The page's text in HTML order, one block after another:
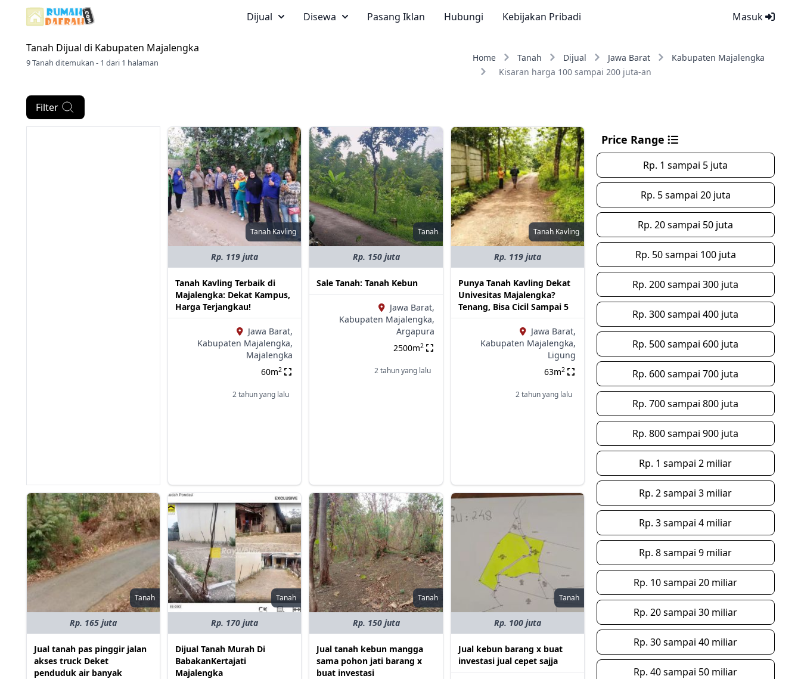
Masuk
Dijual Disewa Pasang Iklan Hubungi Kebijakan Pribadi
Tanah Dijual di Kabupaten Majalengka
9 Tanah ditemukan - 1 dari 1 halaman Home Tanah Dijual Jawa Barat
Kabupaten Majalengka
Kisaran harga 100 sampai 200 juta-an
Filter
Tanah Kavling
Rp. 119 juta
Tanah Kavling Terbaik di
Majalengka: Dekat Kampus,
Harga Terjangkau!
Jawa Barat,
Kabupaten Majalengka,
Majalengka
60m2
2 tahun yang lalu
Tanah
Rp. 150 juta
Sale Tanah: Tanah Kebun
Jawa Barat,
Kabupaten Majalengka,
Argapura
2500m2
2 tahun yang lalu
Tanah Kavling
Rp. 119 juta
Punya Tanah Kavling Dekat
Univesitas Majalengka?
Tenang, Bisa Cicil Sampai 5
Jawa Barat,
Kabupaten Majalengka,
Ligung
63m2
2 tahun yang lalu
Tanah
Rp. 165 juta
Jual tanah pas pinggir jalan
akses truck Deket
penduduk air banyak
Tanah
Rp. 170 juta
Dijual Tanah Murah Di
BabakanKertajati
Majalengka
Tanah
Rp. 150 juta
Jual tanah kebun mangga
sama pohon jati barang x
buat investasi
Tanah
Rp. 100 juta
Jual kebun barang x buat
investasi jual cepet sajja
Price Range
Rp. 1 sampai 5 juta
Rp. 5 sampai 20 juta
Rp. 20 sampai 50 juta
Rp. 50 sampai 100 juta
Rp. 200 sampai 300 juta
Rp. 300 sampai 400 juta
Rp. 500 sampai 600 juta
Rp. 600 sampai 700 juta
Rp. 700 sampai 800 juta
Rp. 800 sampai 900 juta
Rp. 1 sampai 2 miliar
Rp. 2 sampai 3 miliar
Rp. 3 sampai 4 miliar
Rp. 8 sampai 9 miliar
Rp. 10 sampai 20 miliar
Rp. 20 sampai 30 miliar
Rp. 30 sampai 40 miliar
Rp. 40 sampai 50 miliar